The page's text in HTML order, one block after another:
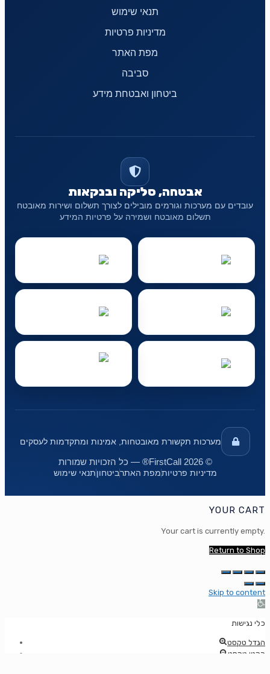
תנאי שימוש
מדיניות פרטיות
מפת האתר
סביבה
ביטחון ואבטחת מידע
אבטחה, סליקה ובנקאות
עובדים עם מערכות וגורמים מובילים לצורך תשלום ושירות מאובטח
תשלום מאובטח ושמירה על פרטיות המידע
מערכות תקשורת מאובטחות, אמינות ומתקדמות לעסקים
© 2026 FirstCall® — כל הזכויות שמורות
מדיניות פרטיותמפת האתרביטחוןתנאי שימוש
YOUR CART
Your cart is currently empty.
Return to Shop
Skip to content
כלי נגישות
הגדל טקסט
הקטן טקסט